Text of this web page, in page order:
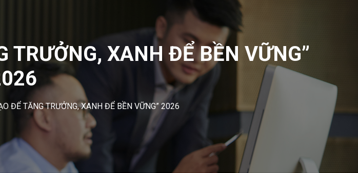
TRƯỞNG, XANH ĐỂ BỀN VỮNG”
ĐỂ TĂNG TRƯỞNG, XANH ĐỂ BỀN VỮNG” 2026